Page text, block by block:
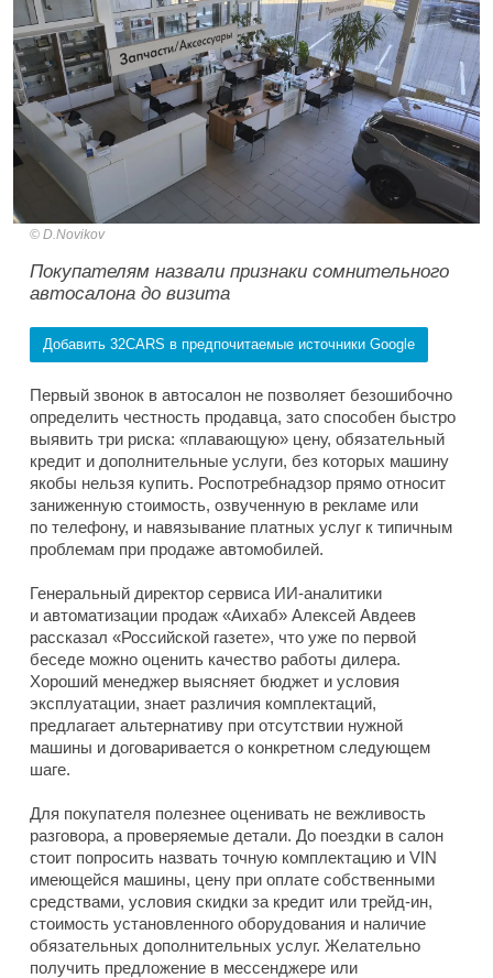
D.Novikov
Покупателям назвали признаки сомнительного
автосалона до визита
Добавить 32CARS в предпочитаемые источники Google
Первый звонок в автосалон не позволяет безошибочно
определить честность продавца, зато способен быстро
выявить три риска: «плавающую» цену, обязательный
кредит и дополнительные услуги, без которых машину
якобы нельзя купить. Роспотребнадзор прямо относит
заниженную стоимость, озвученную в рекламе или
по телефону, и навязывание платных услуг к типичным
проблемам при продаже автомобилей.
Генеральный директор сервиса ИИ-аналитики
и автоматизации продаж «Аихаб» Алексей Авдеев
рассказал «Российской газете», что уже по первой
беседе можно оценить качество работы дилера.
Хороший менеджер выясняет бюджет и условия
эксплуатации, знает различия комплектаций,
предлагает альтернативу при отсутствии нужной
машины и договаривается о конкретном следующем
шаге.
Для покупателя полезнее оценивать не вежливость
разговора, а проверяемые детали. До поездки в салон
стоит попросить назвать точную комплектацию и VIN
имеющейся машины, цену при оплате собственными
средствами, условия скидки за кредит или трейд-ин,
стоимость установленного оборудования и наличие
обязательных дополнительных услуг. Желательно
получить предложение в мессенджере или